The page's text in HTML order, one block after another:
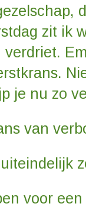
zit ik
je nu zo
van
voor